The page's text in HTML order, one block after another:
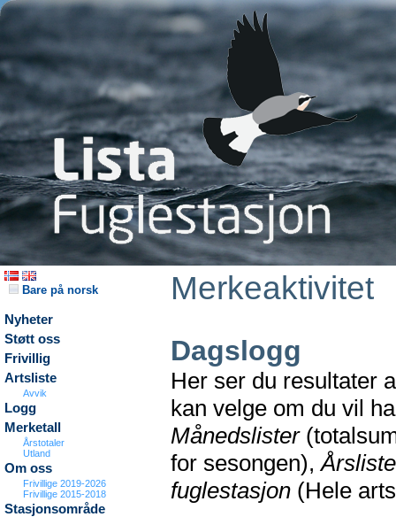
Bare på norsk
Nyheter
Støtt oss
Frivillig
Artsliste
Avvik
Logg
Merketall
Årstotaler
Utland
Om oss
Frivillige 2019-2026
Frivillige 2015-2018
Stasjonsområde
Merkeaktivitet
Dagslogg
Her ser du resultater
kan velge om du vil
Månedslister
for sesongen),
fuglestasjon (Hele